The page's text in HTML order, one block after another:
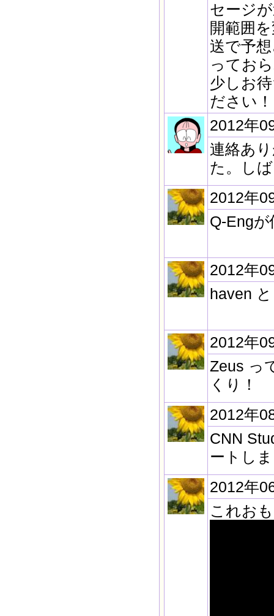
セージ
開範囲
送で予
ってお
少しお
ださい！
2012年
連絡あ
た。し
2012年
Q-Eng
2012年
haven
2012年
Zeus っ
くり！
2012年
CNN
ートし
2012年
これお